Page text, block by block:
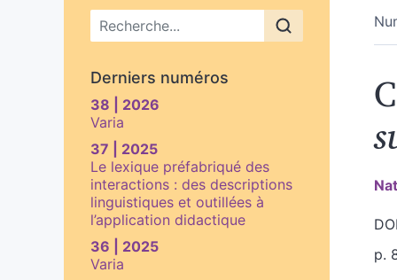
Menu principal
Derniers numéros
38 | 2026
Varia
37 | 2025
Le lexique préfabriqué des
interactions : des descriptions
linguistiques et outillées à
l’application didactique
36 | 2025
Varia
p.